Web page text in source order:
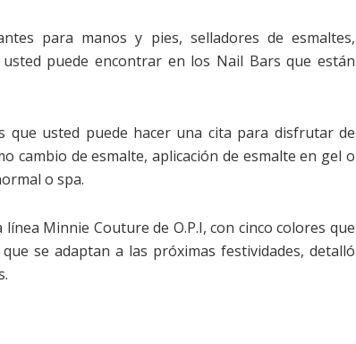
para manos y pies, selladores de esmaltes,
puede encontrar en los Nail Bars que están
que usted puede hacer una cita para disfrutar de
cambio de esmalte, aplicación de esmalte en gel o
o spa.
Minnie Couture de O.P.I, con cinco colores que
se adaptan a las próximas festividades, detalló